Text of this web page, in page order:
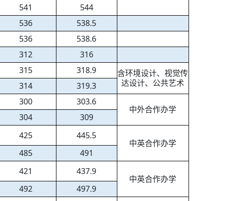
541
544
536
538.5
536 538.6
312 316
315 318.9
含环境设计、视觉传
达设计、公共艺术
314 319.3
300 303.6
中外合作办学
304 309
425 445.5
中英合作办学
485 491
421 437.9
中英合作办学
492 497.9